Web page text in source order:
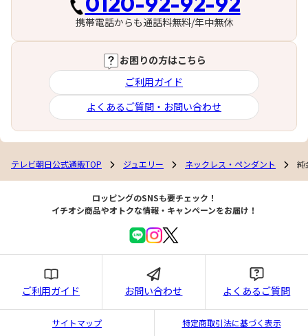
携帯電話からも通話料無料/年中無休
お困りの方はこちら
ご利用ガイド
よくあるご質問・お問い合わせ
テレビ朝日公式通販TOP ジュエリー ネックレス・ペンダント 純
ロッピングのSNSも要チェック！
イチオシ商品やオトクな情報・キャンペーンをお届け！
ご利用ガイド お問い合わせ よくあるご質問
サイトマップ 特定商取引法に基づく表示